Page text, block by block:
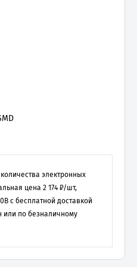
электронных
цена 2 174 ₽/шт,
с бесплатной доставкой
или по безналичному